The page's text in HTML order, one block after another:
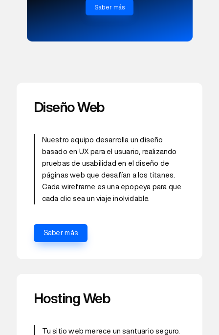
Saber más
Diseño Web
Nuestro equipo desarrolla un diseño
basado en UX para el usuario, realizando
pruebas de usabilidad en el diseño de
páginas web que desafían a los titanes.
Cada wireframe es una epopeya para que
cada clic sea un viaje inolvidable.
Saber más
Hosting Web
Tu sitio web merece un santuario seguro.